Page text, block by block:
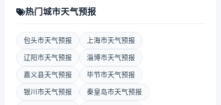
热门城市天气预报
包头市天气预报 上海市天气预报
辽阳市天气预报 淄博市天气预报
嘉义县天气预报 毕节市天气预报
银川市天气预报 秦皇岛市天气预报